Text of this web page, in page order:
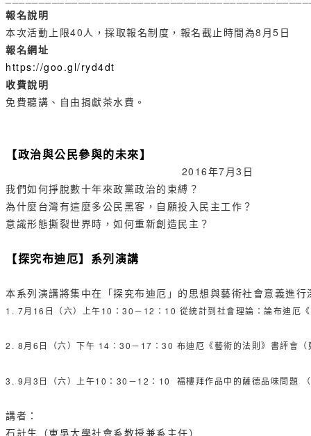
報名說明
本次活動上限40人，採取報名制度，報名截止時間為8月5日
報名網址
https://goo.gl/ryd4dt
收費說明
免費聽講、自由捐獻茶水費。
【政治與公民參與的未來】
2016年7月3日
我們如何掙脫數十年來政黨政治的束縛？
為什麼台灣有這麼多公民黑客，自願投入民主工作？
意識形態撕裂世界時，如何重新創造民主？
【探究布迪厄】系列演講
本系列演講將集中在「探究布迪厄」的思想與藝術社會意義進
1. 7月16日（六）上午10：30－12：10 從統計到社會理論：論布迪厄
2. 8月6日（六）下午 14：30－17：30 布迪厄《藝術的法則》書評會（
3. 9月3日（六）上午10：30－12：10 福樓拜作品中的薩德品味問題
講者：
石計生（東吳大學社會系教授兼系主任）